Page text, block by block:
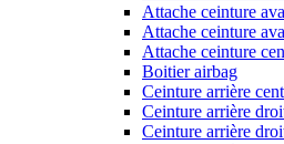
Attache ceinture
Attache ceinture
Attache ceinture
Boitier airbag
Ceinture arrière
Ceinture arrière
Ceinture arrière